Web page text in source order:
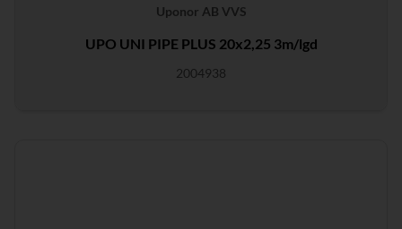
Uponor AB VVS
UPO UNI PIPE PLUS 20x2,25 3m/lgd
2004938